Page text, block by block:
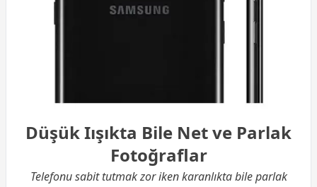
Düşük Iışıkta Bile Net ve Parlak
Fotoğraflar
Telefonu sabit tutmak zor iken karanlıkta bile parlak